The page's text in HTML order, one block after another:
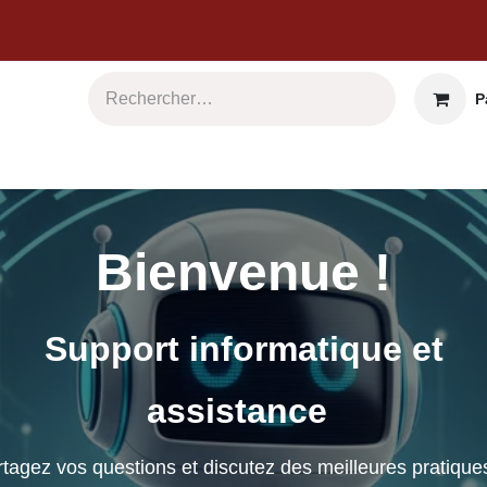
Bienvenue !
Support informatique et
assistance
vos questions et discutez des meilleures